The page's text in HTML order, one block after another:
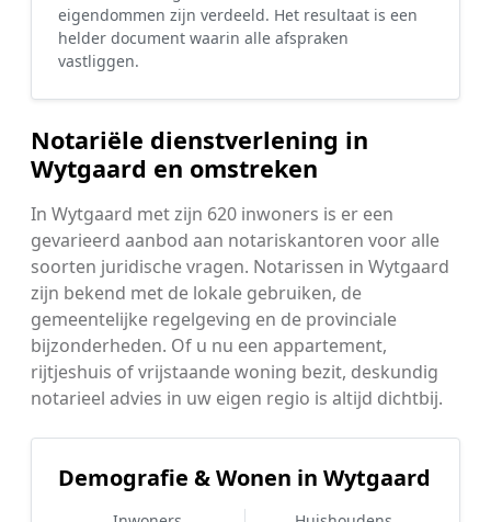
eigendommen zijn verdeeld. Het resultaat is een
helder document waarin alle afspraken
vastliggen.
Notariële dienstverlening in
Wytgaard en omstreken
In Wytgaard met zijn 620 inwoners is er een
gevarieerd aanbod aan notariskantoren voor alle
soorten juridische vragen. Notarissen in Wytgaard
zijn bekend met de lokale gebruiken, de
gemeentelijke regelgeving en de provinciale
bijzonderheden. Of u nu een appartement,
rijtjeshuis of vrijstaande woning bezit, deskundig
notarieel advies in uw eigen regio is altijd dichtbij.
Demografie & Wonen in Wytgaard